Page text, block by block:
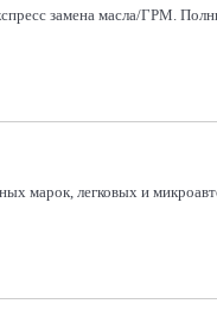
замена масла/ГРМ.
марок, легковых и